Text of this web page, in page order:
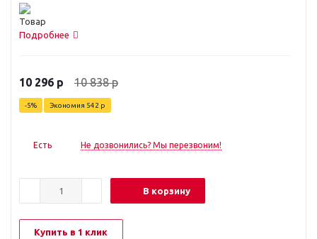
Подробнее
10 296 р 10 838р
-5% Экономия 542 р
Есть Не дозвонились? Мы перезвоним!
В корзину
Купить в 1 клик